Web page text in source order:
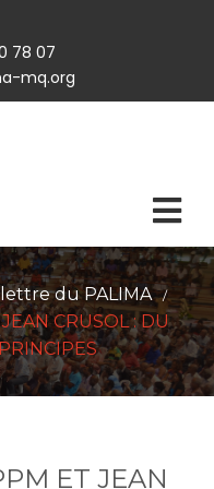
78 07
mq.org
du PALIMA /
CRUSOL : DU
ET JEAN